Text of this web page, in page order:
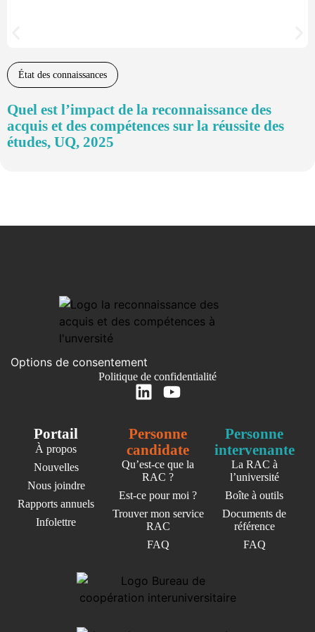
État des connaissances
Quel est l’impact de la reconnaissance des
acquis et des compétences sur la réussite des
études, UQ, 2025
Options de consentement
Politique de confidentialité
Portail
À propos
Nouvelles
Nous joindre
Rapports annuels
Infolettre
Personne
candidate
Qu’est-ce que la
RAC ?
Est-ce pour moi ?
Trouver mon service
RAC
FAQ
Personne
intervenante
La RAC à
l’université
Boîte à outils
Documents de
référence
FAQ